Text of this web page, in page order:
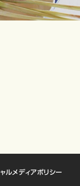
ルメディアポリシー